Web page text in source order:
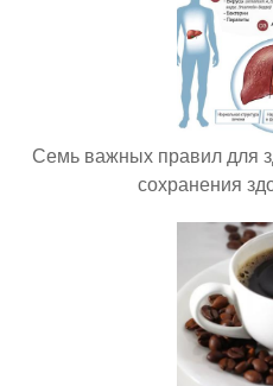
Семь важных правил для
сохранения